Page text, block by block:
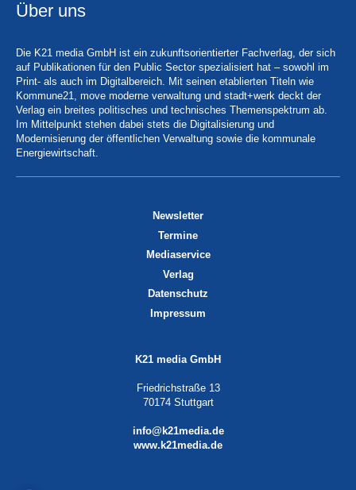
Über uns
Die K21 media GmbH ist ein zukunftsorientierter Fachverlag, der sich
auf Publikationen für den Public Sector spezialisiert hat – sowohl im
Print- als auch im Digitalbereich. Mit seinen etablierten Titeln wie
Kommune21, move moderne verwaltung und stadt+werk deckt der
Verlag ein breites politisches und technisches Themenspektrum ab.
Im Mittelpunkt stehen dabei stets die Digitalisierung und
Modernisierung der öffentlichen Verwaltung sowie die kommunale
Energiewirtschaft.
Newsletter
Termine
Mediaservice
Verlag
Datenschutz
Impressum
K21 media GmbH
Friedrichstraße 13
70174 Stuttgart
info@k21media.de
www.k21media.de